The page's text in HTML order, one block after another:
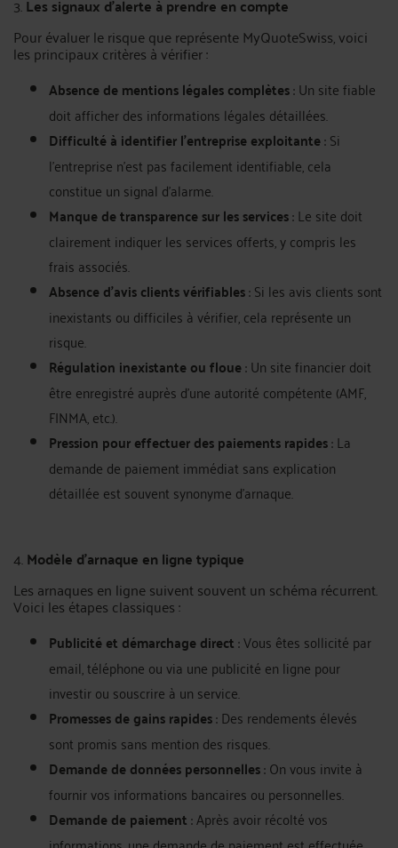
3.Les signaux d'alerte à prendre en compte
Pour évaluer le risque que représente MyQuoteSwiss, voici
les principaux critères à vérifier :
Absence de mentions légales complètes: Un site fiable
doit afficher des informations légales détaillées.
Difficulté à identifier l’entreprise exploitante: Si
l’entreprise n’est pas facilement identifiable, cela
constitue un signal d'alarme.
Manque de transparence sur les services: Le site doit
clairement indiquer les services offerts, y compris les
frais associés.
Absence d’avis clients vérifiables: Si les avis clients sont
inexistants ou difficiles à vérifier, cela représente un
risque.
Régulation inexistante ou floue: Un site financier doit
être enregistré auprès d'une autorité compétente (AMF,
FINMA, etc.).
Pression pour effectuer des paiements rapides: La
demande de paiement immédiat sans explication
détaillée est souvent synonyme d’arnaque.
4.Modèle d’arnaque en ligne typique
Les arnaques en ligne suivent souvent un schéma récurrent.
Voici les étapes classiques :
Publicité et démarchage direct: Vous êtes sollicité par
email, téléphone ou via une publicité en ligne pour
investir ou souscrire à un service.
Promesses de gains rapides: Des rendements élevés
sont promis sans mention des risques.
Demande de données personnelles: On vous invite à
fournir vos informations bancaires ou personnelles.
Demande de paiement: Après avoir récolté vos